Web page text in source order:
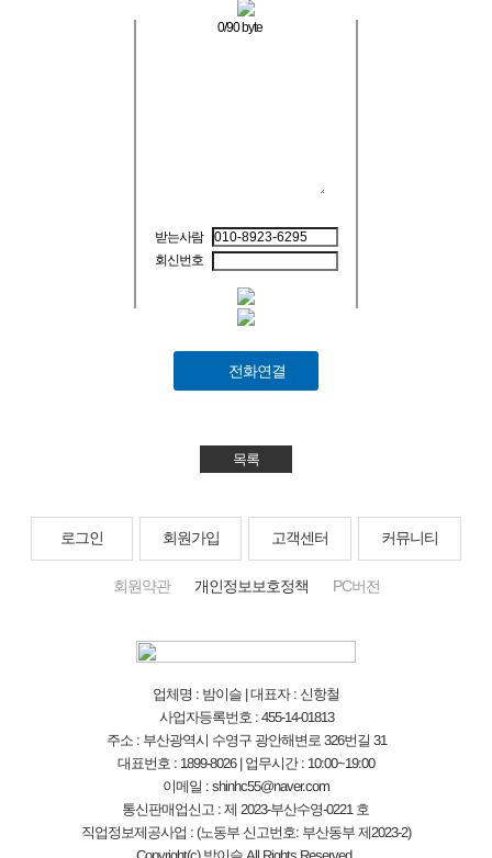
0/90 byte
받는사람
회신번호
전화연결
목록
로그인 회원가입 고객센터 커뮤니티
회원약관 개인정보보호정책 PC버전
업체명 : 밤이슬 | 대표자 : 신항철
사업자등록번호 : 455-14-01813
주소 : 부산광역시 수영구 광안해변로 326번길 31
대표번호 : 1899-8026 | 업무시간 : 10:00~19:00
이메일 : shinhc55@naver.com
통신판매업신고 : 제 2023-부산수영-0221 호
직업정보제공사업 : (노동부 신고번호: 부산동부 제2023-2)